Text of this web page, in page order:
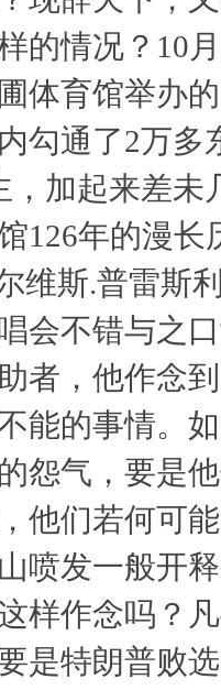
的情况？10
体育馆举办
勾通了2万多
，加起来差未
126年的漫长
维斯.普雷斯
会不错与之
者，他作念
能的事情。
怨气，要是
他们若何可
喷发一般开
样作念吗？
是特朗普败